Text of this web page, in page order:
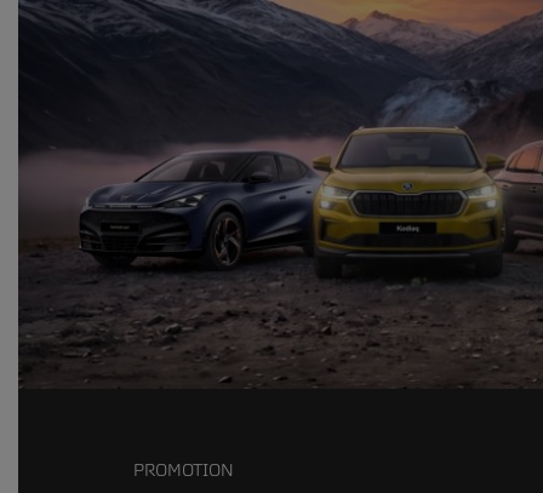
PROMOTION